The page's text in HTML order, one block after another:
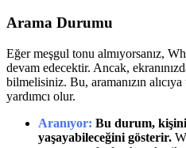
Arama Durumu
Eğer meşgul tonu almıyorsanız,
devam edecektir. Ancak,
bilmelisiniz. Bu, aramanızın alıcıya
yardımcı olur.
Aranıyor: Bu durum,
yaşayabileceğini gösterir.